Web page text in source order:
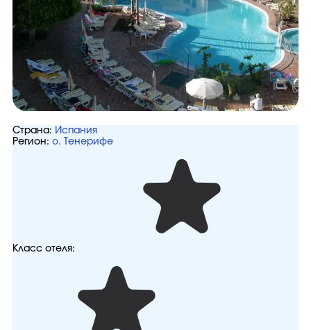
Страна: Испания
Регион: о. Тенерифе
Класс отеля: